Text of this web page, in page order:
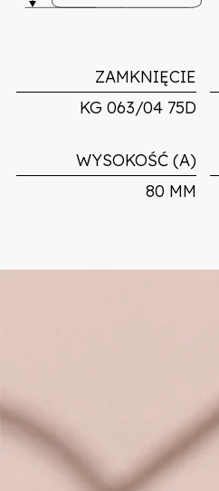
ZAMKNIĘCIE
KG 063/04 75D
WYSOKOŚĆ (A)
80 MM